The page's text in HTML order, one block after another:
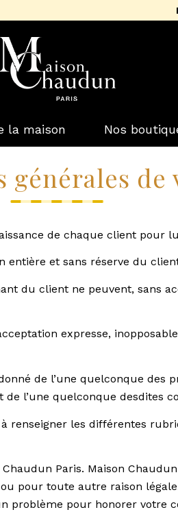
la maison Nos
générales de
de chaque client pour
et sans réserve du
du client ne peuvent, sans
expresse,
de l’une quelconque des
l’une quelconque desdites
les différentes
Paris. Maison
pour toute autre raison
problème pour honorer votre